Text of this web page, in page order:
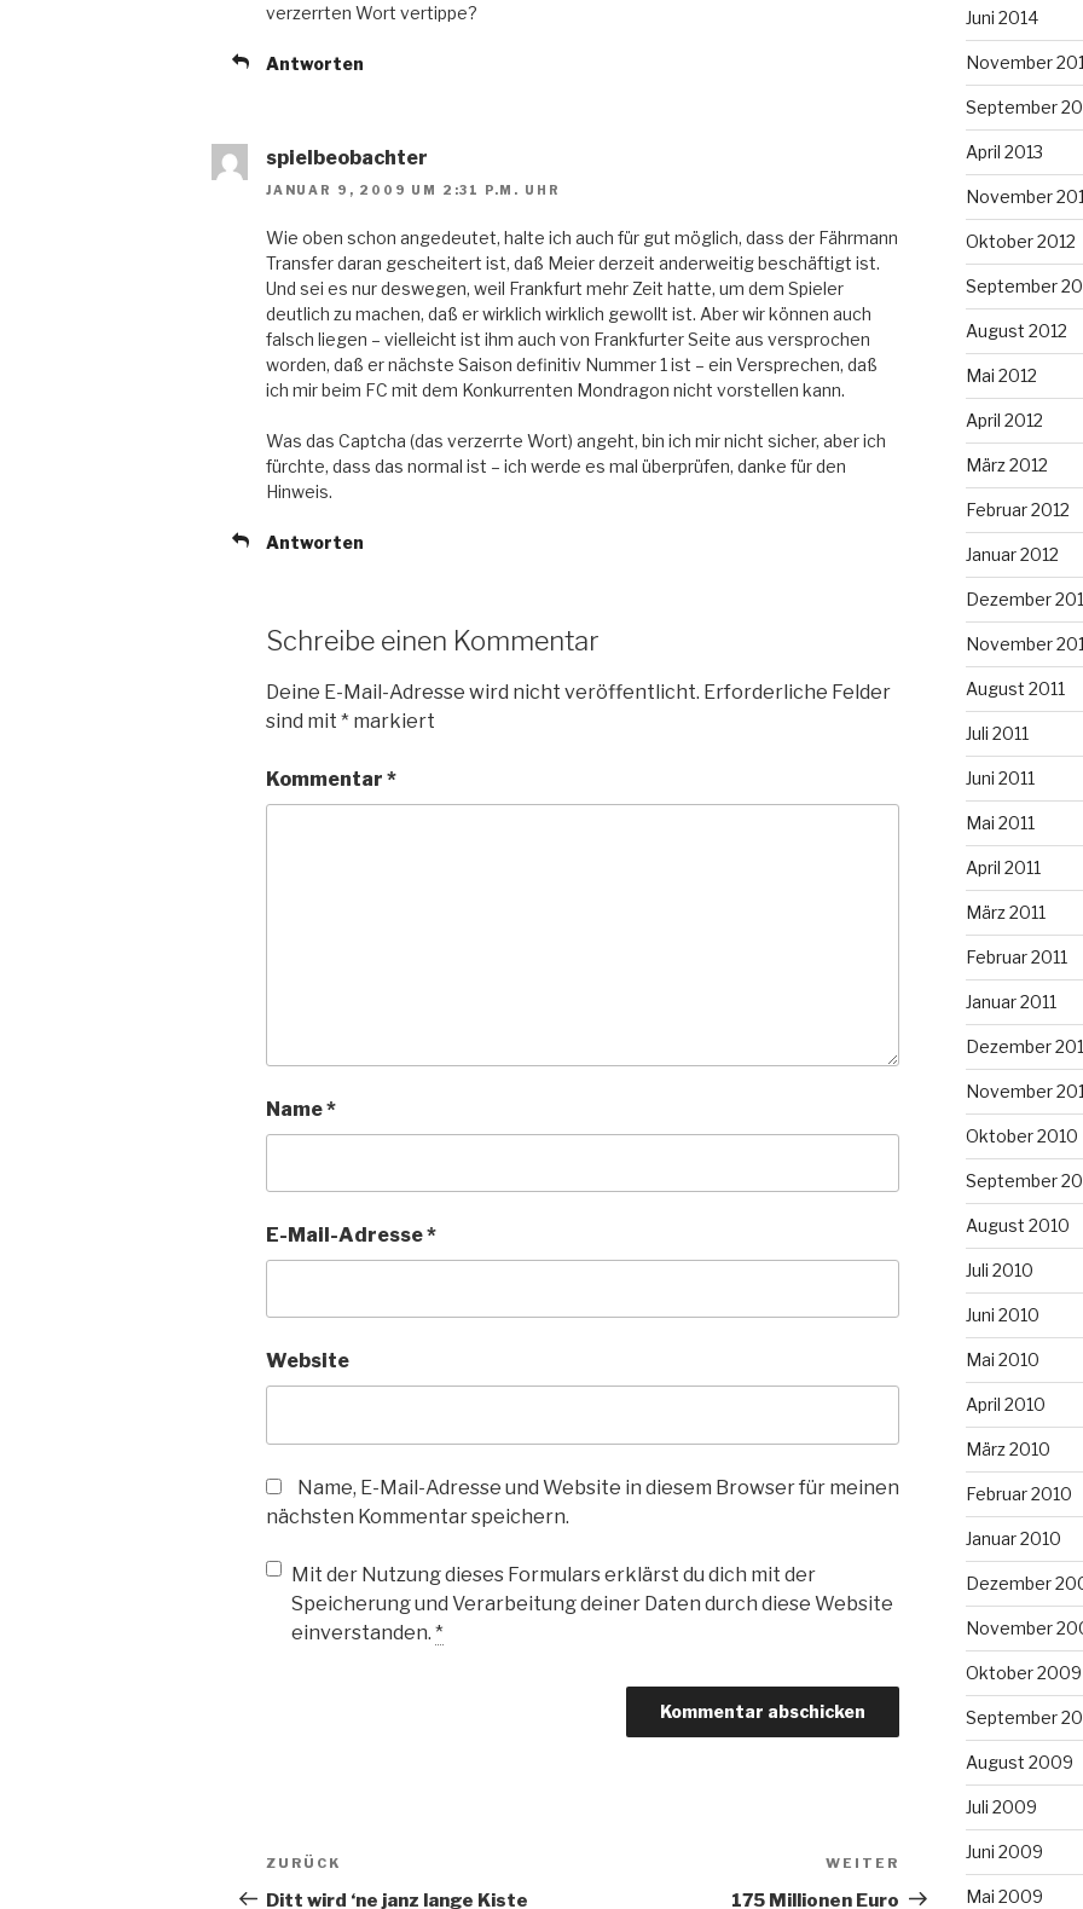
verzerrten Wort vertippe?
Antworten
spielbeobachter
JANUAR 9, 2009 UM 2:31 P.M. UHR
Wie oben schon angedeutet, halte ich auch für gut möglich, dass der Fährmann
Transfer daran gescheitert ist, daß Meier derzeit anderweitig beschäftigt ist.
Und sei es nur deswegen, weil Frankfurt mehr Zeit hatte, um dem Spieler
deutlich zu machen, daß er wirklich wirklich gewollt ist. Aber wir können auch
falsch liegen – vielleicht ist ihm auch von Frankfurter Seite aus versprochen
worden, daß er nächste Saison definitiv Nummer 1 ist – ein Versprechen, daß
ich mir beim FC mit dem Konkurrenten Mondragon nicht vorstellen kann.
Was das Captcha (das verzerrte Wort) angeht, bin ich mir nicht sicher, aber ich
fürchte, dass das normal ist – ich werde es mal überprüfen, danke für den
Hinweis.
Antworten
Schreibe einen Kommentar
Deine E-Mail-Adresse wird nicht veröffentlicht. Erforderliche Felder
sind mit * markiert
Kommentar *
Name*
E-Mail-Adresse*
Website
Name, E-Mail-Adresse und Website in diesem Browser für meinen
nächsten Kommentar speichern.
Mit der Nutzung dieses Formulars erklärst du dich mit der
Speicherung und Verarbeitung deiner Daten durch diese Website
einverstanden. *
Beitragsnavigation
Vorheriger
Beitrag
ZURÜCK
Ditt wird ‘ne janz lange Kiste
Nächster
Beitrag
WEITER
175 Millionen Euro
Juni 2014
November
September
April 2013
November
Oktober 2012
September
August 2012
Mai 2012
April 2012
März 2012
Februar 2012
Januar 2012
Dezember
November
August 2011
Juli 2011
Juni 2011
Mai 2011
April 2011
März 2011
Februar 2011
Januar 2011
Dezember
November
Oktober 2010
September
August 2010
Juli 2010
Juni 2010
Mai 2010
April 2010
März 2010
Februar 2010
Januar 2010
Dezember
November
Oktober 2009
September
August 2009
Juli 2009
Juni 2009
Mai 2009